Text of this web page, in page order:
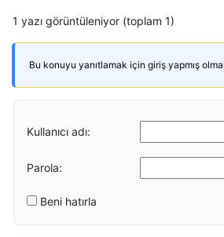
1 yazı görüntüleniyor (toplam 1)
Bu konuyu yanıtlamak için giriş yapmış
Kullanıcı adı:
Parola:
Beni hatırla